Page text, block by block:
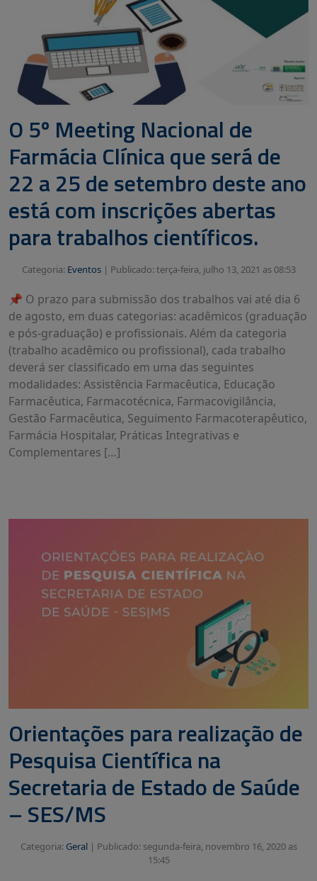
O 5º Meeting Nacional de
Farmácia Clínica que será de
22 a 25 de setembro deste ano
está com inscrições abertas
para trabalhos científicos.
Categoria: Eventos| Publicado: terça-feira, julho 13, 2021 as 08:53
📌 O prazo para submissão dos trabalhos vai até dia 6
de agosto, em duas categorias: acadêmicos (graduação
e pós-graduação) e profissionais. Além da categoria
(trabalho acadêmico ou profissional), cada trabalho
deverá ser classificado em uma das seguintes
modalidades: Assistência Farmacêutica, Educação
Farmacêutica, Farmacotécnica, Farmacovigilância,
Gestão Farmacêutica, Seguimento Farmacoterapêutico,
Farmácia Hospitalar, Práticas Integrativas e
Complementares […]
Orientações para realização de
Pesquisa Científica na
Secretaria de Estado de Saúde
– SES/MS
Categoria: Geral| Publicado: segunda-feira, novembro 16, 2020 as
15:45